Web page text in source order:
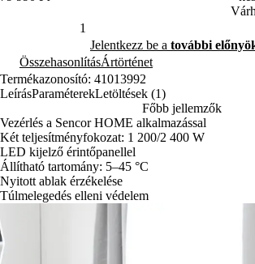
Jelentkezz be a további
ÖsszehasonlításÁrtörténet
Termékazonosító: 41013992
LeírásParaméterekLetöltések (1)
Főbb jellemzők
Vezérlés a Sencor HOME alkalmazással
Két teljesítményfokozat: 1 200/2 400 W
LED kijelző érintőpanellel
Állítható tartomány: 5–45 °C
Nyitott ablak érzékelése
Túlmelegedés elleni védelem